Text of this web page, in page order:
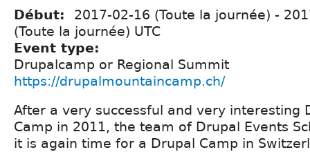
Début: 2017-02-16 (Toute la journée) -
(Toute la journée) UTC
Event type:
Drupalcamp or Regional Summit
https://drupalmountaincamp.ch/
After a very successful and very interesting
Camp in 2011, the team of Drupal Events
it is again time for a Drupal Camp in